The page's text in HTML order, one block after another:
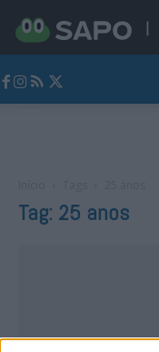
Tag: 25 anos